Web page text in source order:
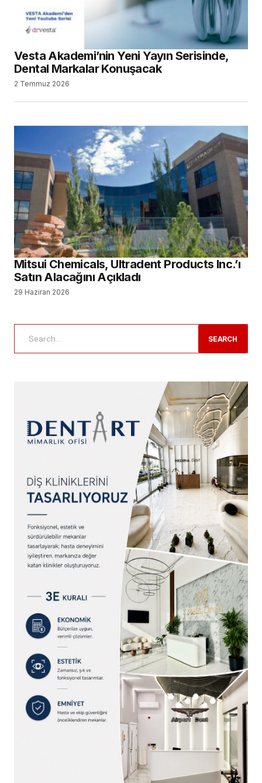
Vesta Akademi’nin Yeni Yayın Serisinde,
Dental Markalar Konuşacak
2 Temmuz 2026
Mitsui Chemicals, Ultradent Products Inc.’ı
Satın Alacağını Açıkladı
29 Haziran 2026
SEARCH